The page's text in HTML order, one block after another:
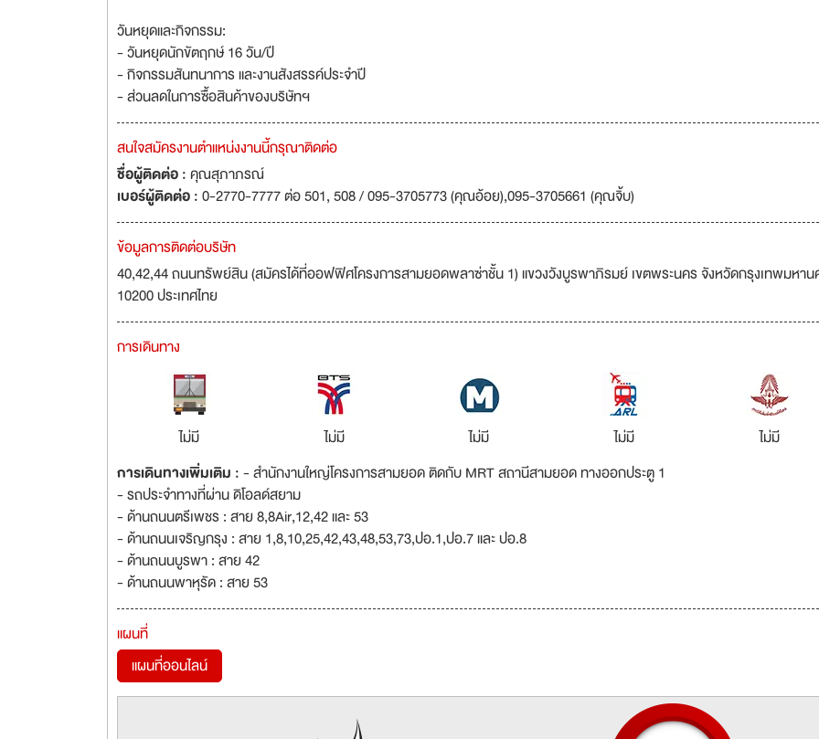
วันหยุดและกิจกรรม:
- วันหยุดนักขัตฤกษ์ 16 วัน/ปี
- กิจกรรมสันทนาการ และงานสังสรรค์ประจำปี
- ส่วนลดในการซื้อสินค้าของบริษัทฯ
สนใจสมัครงานตำแหน่งงานนี้กรุณาติดต่อ
ชื่อผู้ติดต่อ :คุณสุภาภรณ์
เบอร์ผู้ติดต่อ :0-2770-7777 ต่อ 501, 508 / 095-3705773 (คุณอ้อย),095-3705661 (คุณจิ้บ)
ข้อมูลการติดต่อบริษัท
40,42,44 ถนนทรัพย์สิน (สมัครได้ที่ออฟฟิศโครงการสามยอดพลาซ่าชั้น 1) แขวงวังบูรพาภิรมย์ เขตพระนคร จังหวัดกรุงเทพมหาน
10200 ประเทศไทย
การเดินทาง
ไม่มี ไม่มี ไม่มี ไม่มี
ไม่มี
การเดินทางเพิ่มเติม :- สำนักงานใหญ่โครงการสามยอด ติดกับ MRT สถานีสามยอด ทางออกประตู 1
- รถประจำทางที่ผ่าน ดิโอลด์สยาม
- ด้านถนนตรีเพชร : สาย 8,8Air,12,42 และ 53
- ด้านถนนเจริญกรุง : สาย 1,8,10,25,42,43,48,53,73,ปอ.1,ปอ.7 และ ปอ.8
- ด้านถนนบูรพา : สาย 42
- ด้านถนนพาหุรัด : สาย 53
แผนที่
แผนที่ออนไลน์